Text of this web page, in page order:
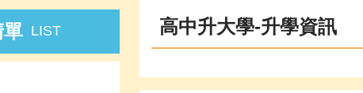
LIST 高中升大學-升學資訊